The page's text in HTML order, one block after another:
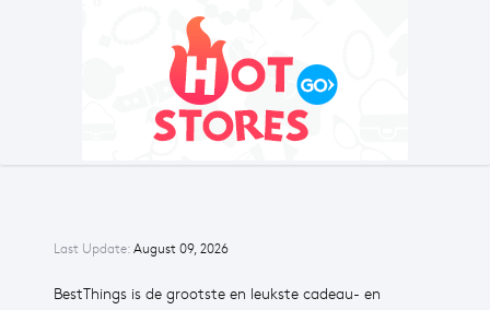
Last Update: August 09, 2026
BestThings is de grootste en leukste cadeau- en